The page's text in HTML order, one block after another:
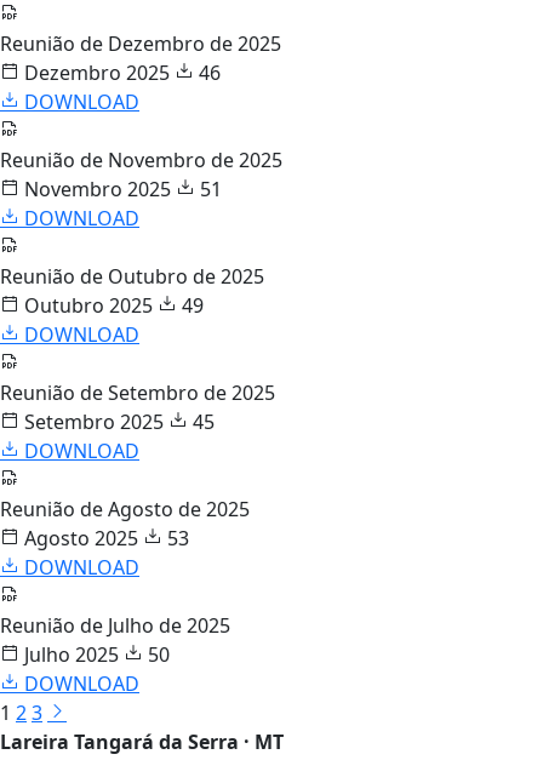
Reunião de Dezembro de 2025
Dezembro 2025
46
DOWNLOAD
Reunião de Novembro de 2025
Novembro 2025
51
DOWNLOAD
Reunião de Outubro de 2025
Outubro 2025
49
DOWNLOAD
Reunião de Setembro de 2025
Setembro 2025
45
DOWNLOAD
Reunião de Agosto de 2025
Agosto 2025
53
DOWNLOAD
Reunião de Julho de 2025
Julho 2025
50
DOWNLOAD
1 23
Lareira Tangará da Serra · MT